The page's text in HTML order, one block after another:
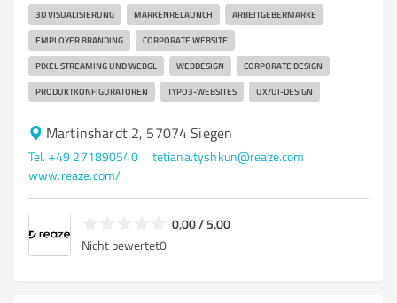
3D VISUALISIERUNG MARKENRELAUNCH ARBEITGEBERMARKE
EMPLOYER BRANDING CORPORATE WEBSITE
PIXEL STREAMING UND WEBGL WEBDESIGN CORPORATE DESIGN
PRODUKTKONFIGURATOREN TYPO3-WEBSITES UX/UI-DESIGN
Martinshardt 2, 57074 Siegen
Tel. +49 271890540
tetiana.tyshkun@reaze.com
www.reaze.com/
0,00 / 5,00
Nicht bewertet0